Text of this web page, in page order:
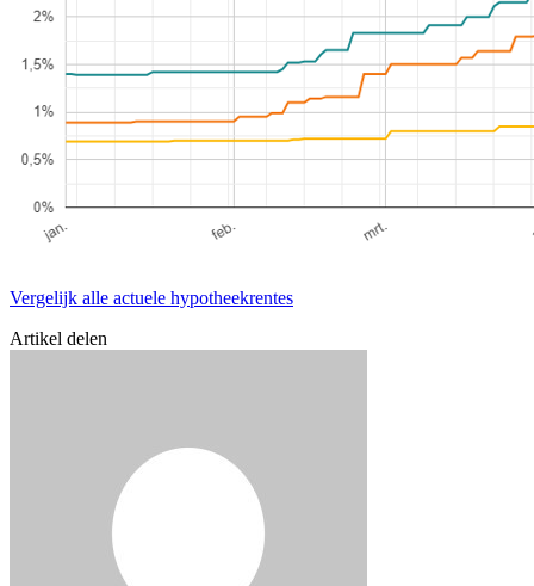
Vergelijk alle actuele hypotheekrentes
Artikel delen